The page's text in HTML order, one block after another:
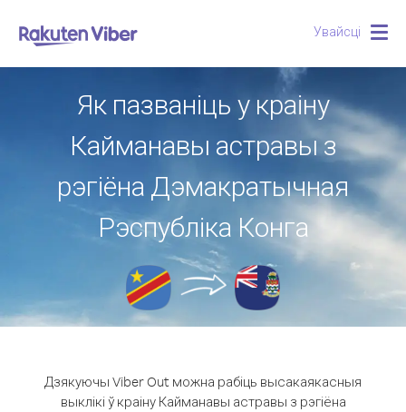
Увайсці
Як пазваніць у краіну
Кайманавы астравы з
рэгіёна Дэмакратычная
Рэспубліка Конга
Дзякуючы Viber Out можна рабіць высакаякасныя
выклікі ў краіну Кайманавы астравы з рэгіёна